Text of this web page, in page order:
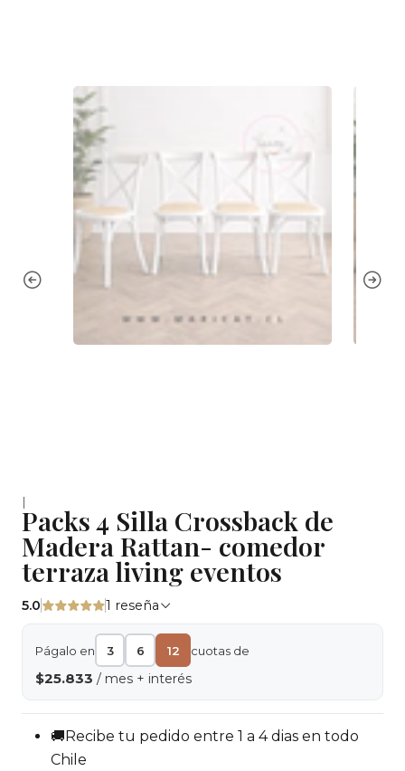
|
Packs 4 Silla Crossback de
Madera Rattan- comedor
terraza living eventos
5.0 1 reseña
Págalo en 3 6 12 cuotas de
$25.833 / mes + interés
🚚Recibe tu pedido entre 1 a 4 dias en todo
Chile